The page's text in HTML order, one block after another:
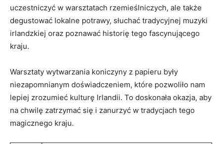
uczestniczyć w warsztatach rzemieślniczych, ale także⁤
degustować lokalne potrawy, słuchać tradycyjnej muzyki
irlandzkiej oraz poznawać historię tego fascynującego
kraju.
Warsztaty wytwarzania koniczyny z papieru‌ były
⁢niezapomnianym doświadczeniem, które pozwoliło nam
lepiej zrozumieć kulturę Irlandii. ‍To doskonała okazja, aby
na⁤ chwilę zatrzymać się⁢ i zanurzyć w tradycjach tego
‍magicznego ‍kraju.